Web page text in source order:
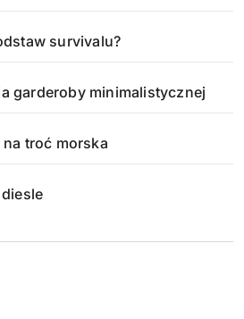
survivalu?
garderoby minimalistycznej
troć morska